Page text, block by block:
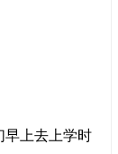
上去上学时